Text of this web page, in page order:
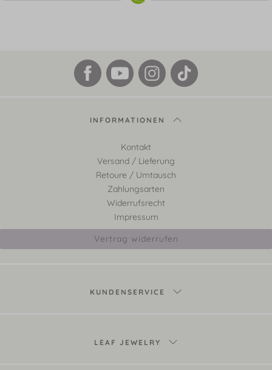
INFORMATIONEN
Kontakt
Versand / Lieferung
Retoure / Umtausch
Zahlungsarten
Widerrufsrecht
Impressum
Vertrag widerrufen
KUNDENSERVICE
LEAF JEWELRY